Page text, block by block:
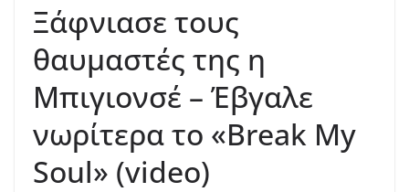
Ξάφνιασε τους
θαυμαστές της η
Μπιγιονσέ – Έβγαλε
νωρίτερα το «Break My
Soul» (video)